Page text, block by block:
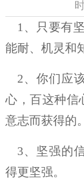
1、只要有
能耐、机灵和
2、你们应
心，百这种信
意志而获得的。
3、坚强的
得更坚强。